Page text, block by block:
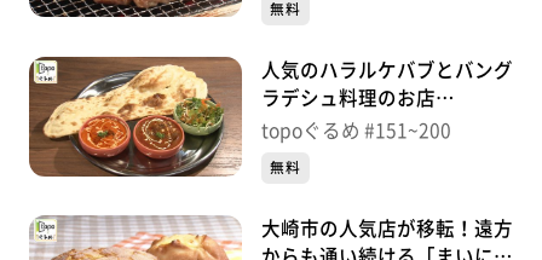
無料
人気のハラルケバブとバング
ラデシュ料理のお店
「ZAHEEN DINE」（青葉区
topoぐるめ #151~200
無料
大崎市の人気店が移転！遠方